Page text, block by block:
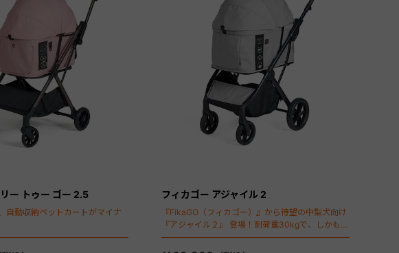
ー トゥー ゴー 2.5
自動収納ペットカートがマイナ
フィカゴー アジャイル 2
『FikaGO（フィカゴー）』から待望の中型犬向け
『アジャイル２』 登場！耐荷重30kgで、しかも1
秒・自動収納機能搭載！！